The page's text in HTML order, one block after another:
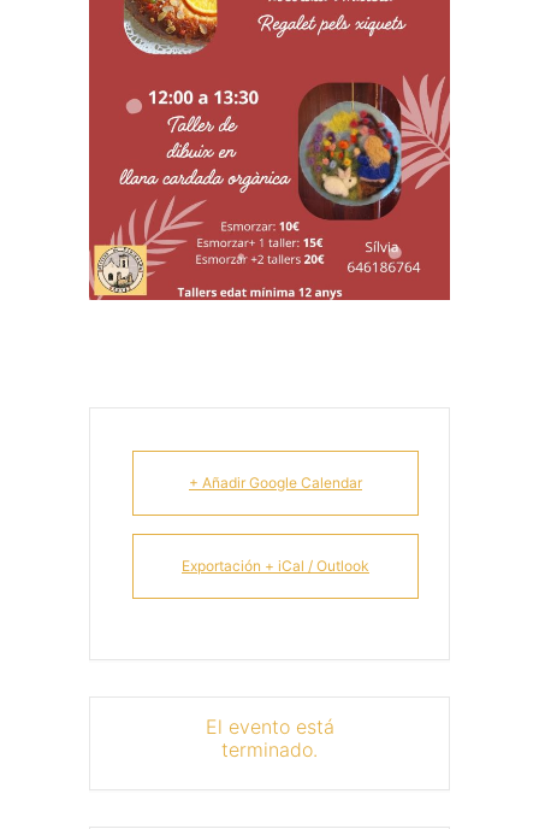
+ Añadir Google Calendar
Exportación + iCal / Outlook
El evento está
terminado.